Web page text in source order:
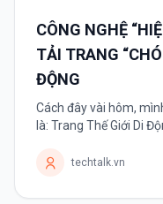
CÔNG NGHỆ
TẢI TRANG
ĐỘNG
Cách đây vài hôm,
là: Trang Thế Giới Di
mất vài...techtalk.vn